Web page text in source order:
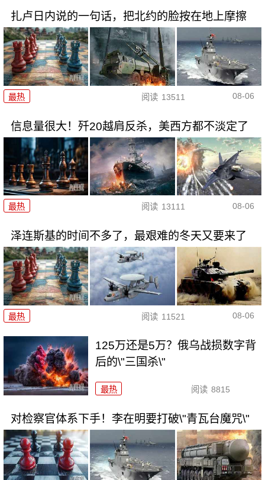
扎卢日内说的一句话，把北约的脸按在地上摩擦
最热 阅读 13511 08-06
信息量很大！歼20越肩反杀，美西方都不淡定了
最热 阅读 13111 08-06
泽连斯基的时间不多了，最艰难的冬天又要来了
最热 阅读 11521 08-06
125万还是5万？俄乌战损数字背
后的\"三国杀\"
最热 阅读 8815
对检察官体系下手！李在明要打破\"青瓦台魔咒\"